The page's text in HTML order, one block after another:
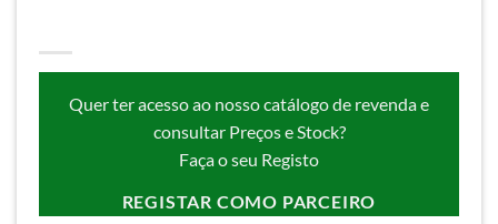
Quer ter acesso ao nosso catálogo de revenda e
consultar Preços e Stock?
Faça o seu Registo
REGISTAR COMO PARCEIRO